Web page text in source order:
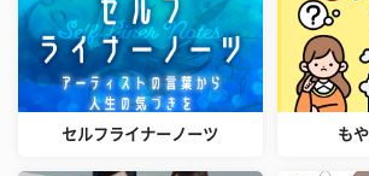
セルフライナーノーツ も